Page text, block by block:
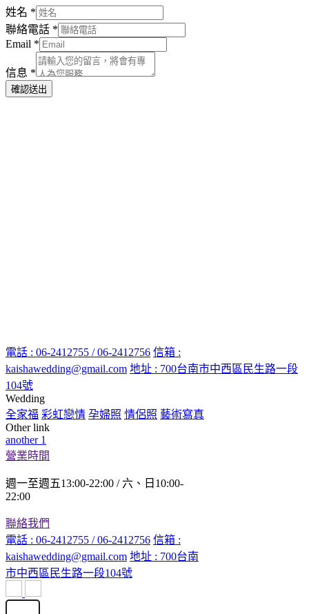
姓名 *
聯絡電話 *
Email *
信息 *
確認送出
電話 : 06-2412755 / 06-2412756 信箱 :
kaishawedding@gmail.com 地址 : 700台南市中西區民生路一段
104號
Wedding
全家福 彩虹戀情 孕婦照 情侶照 藝術寫真
Other link
another 1
營業時間
週一至週五13:00-22:00 / 六、日10:00-
22:00
聯絡我們
電話 : 06-2412755 / 06-2412756 信箱 :
kaishawedding@gmail.com 地址 : 700台南
市中西區民生路一段104號